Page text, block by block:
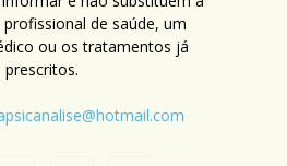
de saúde, um
ou os tratamentos já
prescritos.